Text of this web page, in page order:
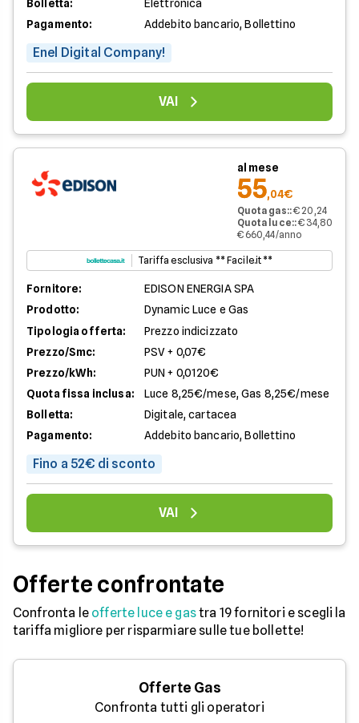
Bolletta:
Elettronica
Pagamento:
Addebito bancario, Bollettino
Enel Digital Company!
VAI
al mese
55,04€
Quota gas::€ 20,24
Quota luce::€ 34,80
€ 660,44/anno
Tariffa esclusiva ** Facile.it **
Fornitore:
EDISON ENERGIA SPA
Prodotto:
Dynamic Luce e Gas
Tipologia offerta:
Prezzo indicizzato
Prezzo/Smc:
PSV + 0,07€
Prezzo/kWh:
PUN + 0,0120€
Quota fissa inclusa:
Luce 8,25€/mese, Gas 8,25€/mese
Bolletta:
Digitale, cartacea
Pagamento:
Addebito bancario, Bollettino
Fino a 52€ di sconto
VAI
Offerte confrontate
Confronta le offerte luce e gastra 19 fornitori e scegli la
tariffa migliore per risparmiare sulle tue bollette!
Offerte Gas
Confronta tutti gli operatori